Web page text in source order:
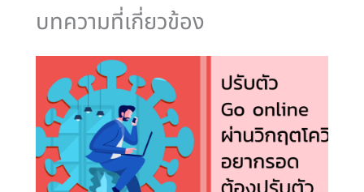
บทความที่เกี่ยวข้อง